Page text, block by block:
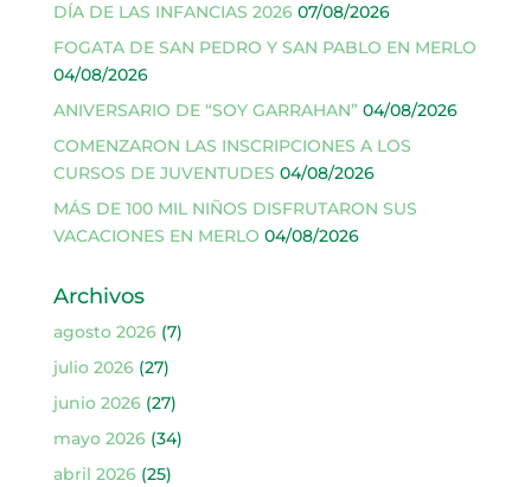
DÍA DE LAS INFANCIAS 2026 07/08/2026
FOGATA DE SAN PEDRO Y SAN PABLO EN MERLO
04/08/2026
ANIVERSARIO DE “SOY GARRAHAN” 04/08/2026
COMENZARON LAS INSCRIPCIONES A LOS
CURSOS DE JUVENTUDES 04/08/2026
MÁS DE 100 MIL NIÑOS DISFRUTARON SUS
VACACIONES EN MERLO 04/08/2026
Archivos
agosto 2026(7)
julio 2026(27)
junio 2026(27)
mayo 2026(34)
abril 2026(25)